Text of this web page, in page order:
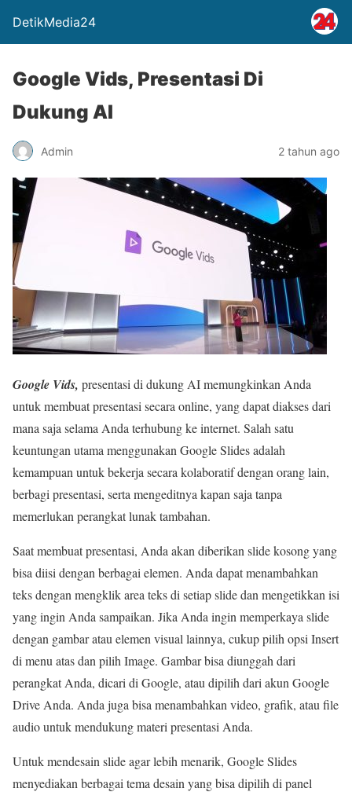
DetikMedia24
Google Vids, Presentasi Di
Dukung AI
Admin 2 tahun ago
Google Vids, presentasi di dukung AI memungkinkan Anda
untuk membuat presentasi secara online, yang dapat diakses dari
mana saja selama Anda terhubung ke internet. Salah satu
keuntungan utama menggunakan Google Slides adalah
kemampuan untuk bekerja secara kolaboratif dengan orang lain,
berbagi presentasi, serta mengeditnya kapan saja tanpa
memerlukan perangkat lunak tambahan.
Saat membuat presentasi, Anda akan diberikan slide kosong yang
bisa diisi dengan berbagai elemen. Anda dapat menambahkan
teks dengan mengklik area teks di setiap slide dan mengetikkan isi
yang ingin Anda sampaikan. Jika Anda ingin memperkaya slide
dengan gambar atau elemen visual lainnya, cukup pilih opsi Insert
di menu atas dan pilih Image. Gambar bisa diunggah dari
perangkat Anda, dicari di Google, atau dipilih dari akun Google
Drive Anda. Anda juga bisa menambahkan video, grafik, atau file
audio untuk mendukung materi presentasi Anda.
Untuk mendesain slide agar lebih menarik, Google Slides
menyediakan berbagai tema desain yang bisa dipilih di panel